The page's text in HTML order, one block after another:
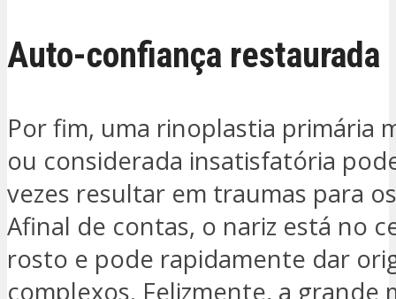
Auto-confiança restaurada
Por fim, uma rinoplastia primária
ou considerada insatisfatória
vezes resultar em traumas para
Afinal de contas, o nariz está no
rosto e pode rapidamente dar
complexos. Felizmente, a grande